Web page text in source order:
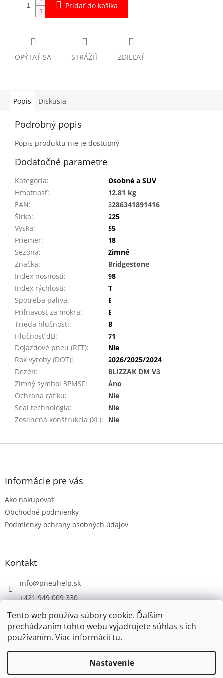
Tento web používa súbory cookie. Ďalším
prechádzaním tohto webu vyjadrujete súhlas s ich
používaním. Viac informáciítu.
Nastavenie
Pridať do košíka
OPÝTAŤ SA STRÁŽIŤ ZDIEĽAŤ
Popis Diskusia
Podrobný popis
Popis produktu nie je dostupný
Dodatočné parametre
Kategória:
Osobné a SUV
Hmotnosť:
12.81 kg
EAN:
3286341891416
Šírka:
225
Výška:
55
Priemer:
18
Sezóna:
Zimné
Značka:
Bridgestone
Index nosnosti:
98
Index rýchlosti:
T
Spotreba paliva:
E
Priľnavosť za mokra:
E
Trieda hlučnosti:
B
Hlučnosť dB:
71
Dojazdové pneu (RFT):
Nie
Rok výroby (DOT):
2026/2025/2024
Dezén:
BLIZZAK DM V3
Zimný symbol 3PMSF:
Áno
Ochrana ráfiku:
Nie
Seal technológia:
Nie
Zosilnená konštrukcia (XL): Nie
Z
Informácie pre vás
Ako nakupovať
Obchodné podmienky
Podmienky ochrany osobných údajov
Kontakt
info@pneuhelp.sk
+421 949 009 330